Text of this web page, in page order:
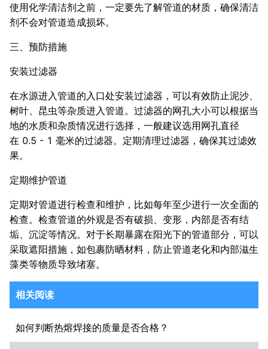
使用化学清洁剂之前，一定要先了解管道的材质，确保清洁
剂不会对管道造成损坏。
三、预防措施
安装过滤器
在水源进入管道的入口处安装过滤器，可以有效防止泥沙、
树叶、昆虫等杂质进入管道。过滤器的网孔大小可以根据当
地的水质和杂质情况进行选择，一般建议选用网孔直径
在 0.5 - 1 毫米的过滤器。定期清理过滤器，确保其过滤效
果。
定期维护管道
定期对管道进行检查和维护，比如每年至少进行一次全面的
检查。检查管道的外观是否有破损、变形，内部是否有结
垢、沉淀等情况。对于长期暴露在阳光下的管道部分，可以
采取遮阳措施，如包裹防晒材料，防止管道老化和内部滋生
藻类等物质导致堵塞。
相关阅读
如何判断热熔焊接的质量是否合格？